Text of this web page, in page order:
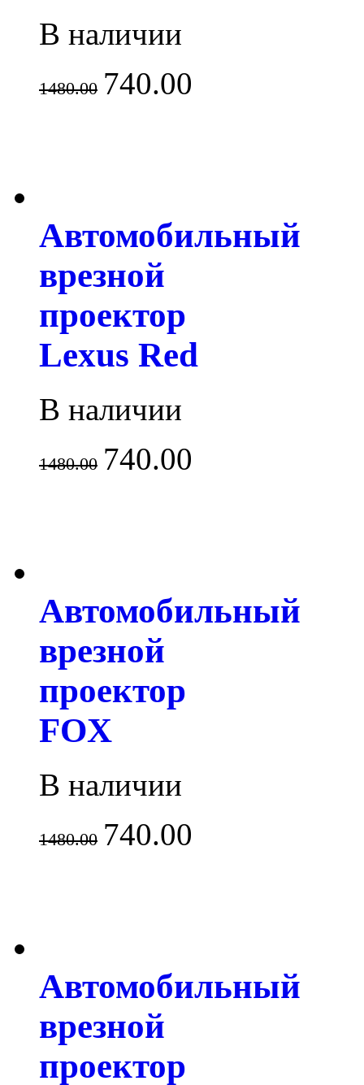
В наличии
1480.00 740.00
Автомобильный
врезной
проектор
Lexus Red
В наличии
1480.00 740.00
Автомобильный
врезной
проектор
FOX
В наличии
1480.00 740.00
Автомобильный
врезной
проектор